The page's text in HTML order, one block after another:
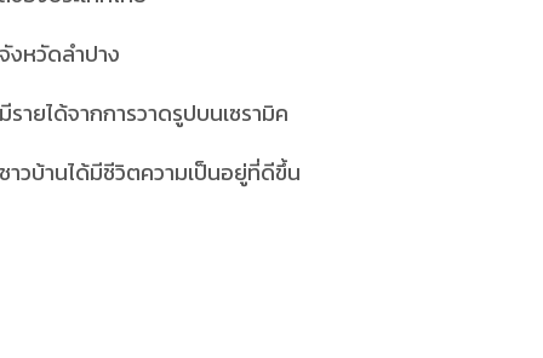
หวัดลำปาง
ายได้จากการวาดรูปบนเซรามิค
าวบ้านได้มีชีวิตความเป็นอยู่ที่ดีขึ้น